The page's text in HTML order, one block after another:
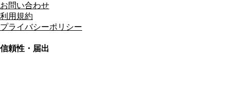
お問い合わせ
利用規約
プライバシーポリシー
信頼性・届出